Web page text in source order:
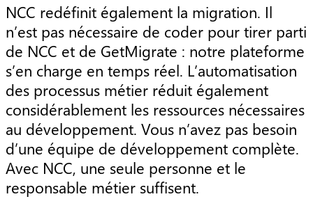
NCC redéfinit également la migration. Il
n’est pas nécessaire de coder pour tirer parti
de NCC et de GetMigrate : notre plateforme
s’en charge en temps réel. L’automatisation
des processus métier réduit également
considérablement les ressources nécessaires
au développement. Vous n’avez pas besoin
d’une équipe de développement complète.
Avec NCC, une seule personne et le
responsable métier suffisent.